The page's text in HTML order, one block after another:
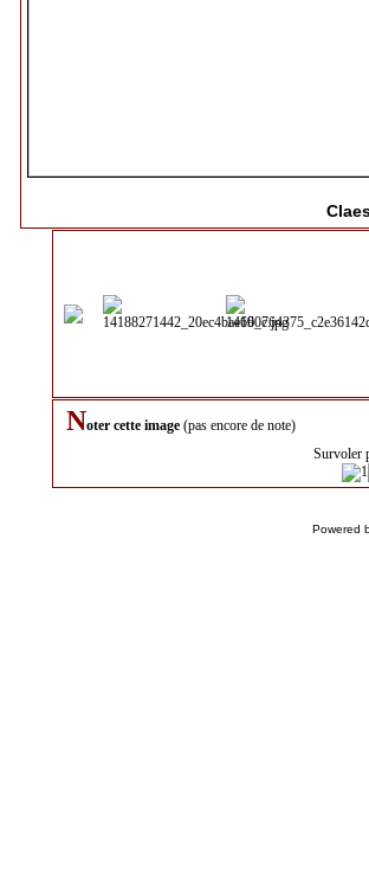
Noter cette image (pas encore de note)
Survoler
Powered